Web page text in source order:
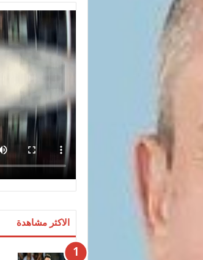
الاكثر مشاهدة